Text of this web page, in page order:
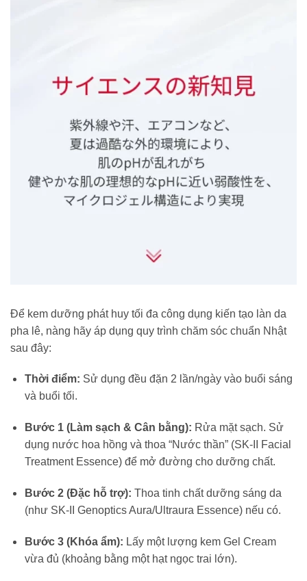
Để kem dưỡng phát huy tối đa công dụng kiến tạo làn da
pha lê, nàng hãy áp dụng quy trình chăm sóc chuẩn Nhật
sau đây:
Thời điểm: Sử dụng đều đặn 2 lần/ngày vào buổi sáng
và buổi tối.
Bước 1 (Làm sạch & Cân bằng): Rửa mặt sạch. Sử
dụng nước hoa hồng và thoa “Nước thần” (SK-II Facial
Treatment Essence) để mở đường cho dưỡng chất.
Bước 2 (Đặc hỗ trợ): Thoa tinh chất dưỡng sáng da
(như SK-II Genoptics Aura/Ultraura Essence) nếu có.
Bước 3 (Khóa ẩm): Lấy một lượng kem Gel Cream
vừa đủ (khoảng bằng một hạt ngọc trai lớn).